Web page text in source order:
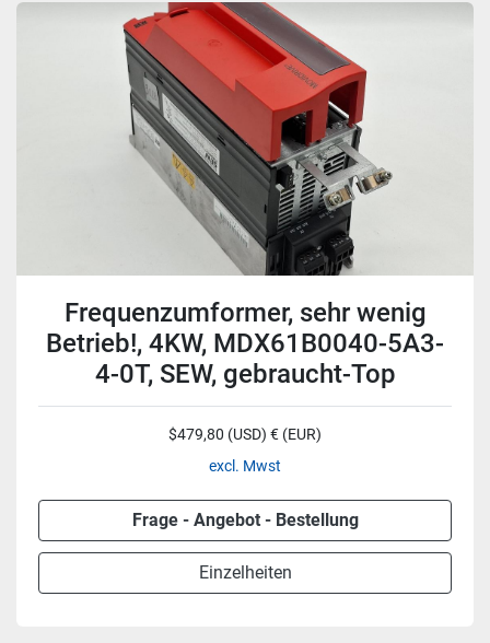
Frequenzumformer, sehr wenig
Betrieb!, 4KW, MDX61B0040-5A3-
4-0T, SEW, gebraucht-Top
$479,80 (USD) € (EUR)
excl. Mwst
Frage - Angebot - Bestellung
Einzelheiten